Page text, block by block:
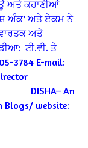
ਅਤੇ ਕਹਾਣੀਆਂ
ਅੰਕ’ ਅਤੇ ਏਕਮ ਨੇ
ਅਤੇ
ਟੀ.ਵੀ. ਤੇ
3784 E-mail:
DISHA– An
Blogs/ website: